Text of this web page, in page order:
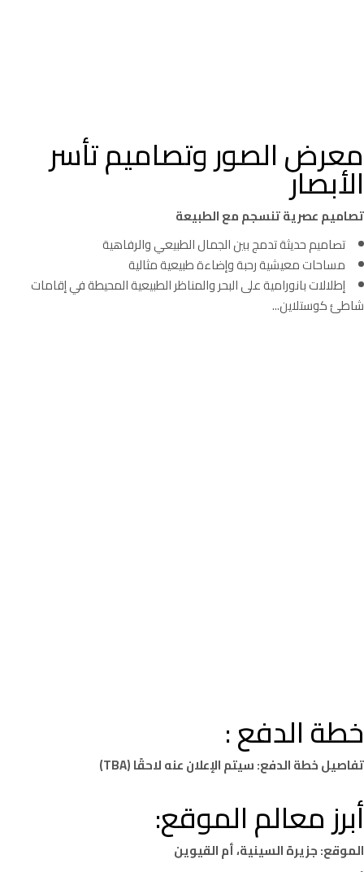
معرض الصور وتصاميم تأسر
الأبصار
تصاميم عصرية تنسجم مع الطبيعة
تصاميم حديثة تدمج بين الجمال الطبيعي والرفاهية
مساحات معيشية رحبة وإضاءة طبيعية مثالية
إطلالات بانورامية على البحر والمناظر الطبيعية المحيطة في إقامات
شاطئ كوستلاين...
خطة الدفع :
تفاصيل خطة الدفع:سيتم الإعلان عنه لاحقًا (TBA)
أبرز معالم الموقع:
الموقع:جزيرة السينية، أم القيوين